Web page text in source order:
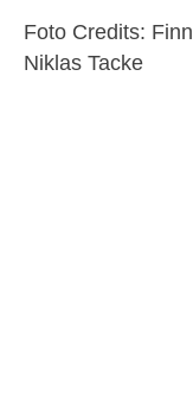
Foto Credits: Finn
Niklas Tacke